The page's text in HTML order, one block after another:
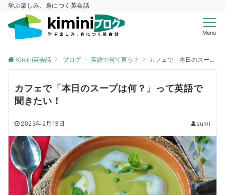
学ぶ楽しみ、身につく英会話
Menu
Kimini英会話 ブログ 英語で何て言う？ カフェで「本日のスープは何？」って英語で聞きたい！
カフェで「本日のスープは何？」って英語で
聞きたい！
2023年2月13日 sumi